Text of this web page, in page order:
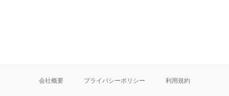
会社概要 プライバシーポリシー 利用規約